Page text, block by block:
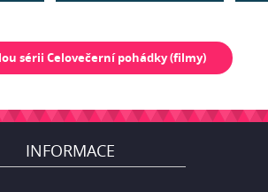
sérii Celovečerní pohádky (filmy)
INFORMACE